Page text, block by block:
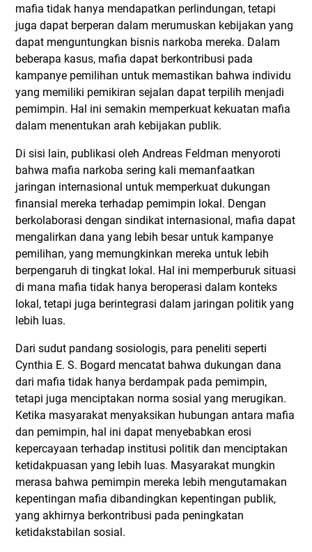
mafia tidak hanya mendapatkan perlindungan, tetapi
juga dapat berperan dalam merumuskan kebijakan yang
dapat menguntungkan bisnis narkoba mereka. Dalam
beberapa kasus, mafia dapat berkontribusi pada
kampanye pemilihan untuk memastikan bahwa individu
yang memiliki pemikiran sejalan dapat terpilih menjadi
pemimpin. Hal ini semakin memperkuat kekuatan mafia
dalam menentukan arah kebijakan publik.
Di sisi lain, publikasi oleh Andreas Feldman menyoroti
bahwa mafia narkoba sering kali memanfaatkan
jaringan internasional untuk memperkuat dukungan
finansial mereka terhadap pemimpin lokal. Dengan
berkolaborasi dengan sindikat internasional, mafia dapat
mengalirkan dana yang lebih besar untuk kampanye
pemilihan, yang memungkinkan mereka untuk lebih
berpengaruh di tingkat lokal. Hal ini memperburuk situasi
di mana mafia tidak hanya beroperasi dalam konteks
lokal, tetapi juga berintegrasi dalam jaringan politik yang
lebih luas.
Dari sudut pandang sosiologis, para peneliti seperti
Cynthia E. S. Bogard mencatat bahwa dukungan dana
dari mafia tidak hanya berdampak pada pemimpin,
tetapi juga menciptakan norma sosial yang merugikan.
Ketika masyarakat menyaksikan hubungan antara mafia
dan pemimpin, hal ini dapat menyebabkan erosi
kepercayaan terhadap institusi politik dan menciptakan
ketidakpuasan yang lebih luas. Masyarakat mungkin
merasa bahwa pemimpin mereka lebih mengutamakan
kepentingan mafia dibandingkan kepentingan publik,
yang akhirnya berkontribusi pada peningkatan
ketidakstabilan sosial.